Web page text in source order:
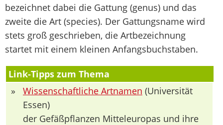
bezeichnet dabei die Gattung (genus) und das
zweite die Art (species). Der Gattungsname wird
stets groß geschrieben, die Artbezeichnung
startet mit einem kleinen Anfangsbuchstaben.
Link-Tipps zum Thema
»
Wissenschaftliche Artnamen (Universität
Essen)
der Gefäßpflanzen Mitteleuropas und ihre